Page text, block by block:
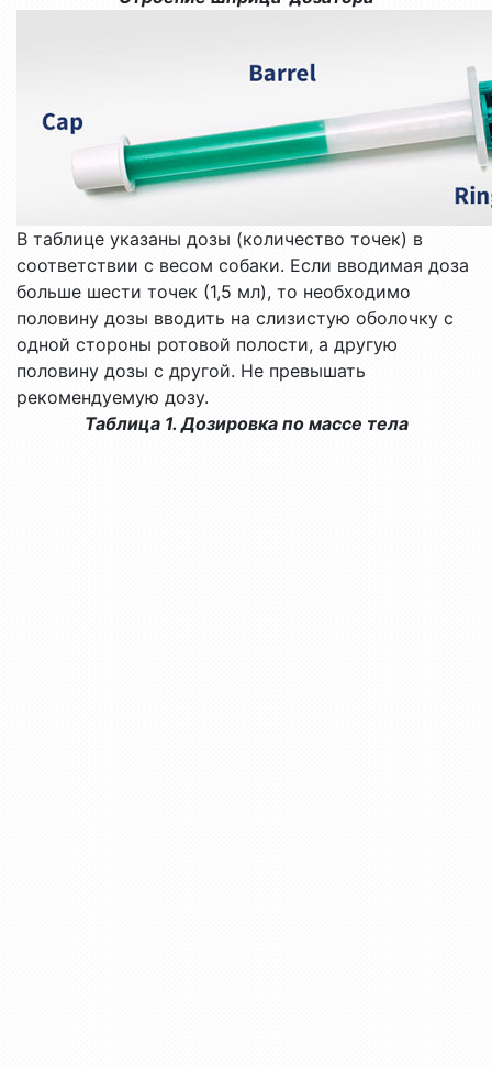
В таблице указаны дозы (количество точек) в
соответствии с весом собаки. Если вводимая доза
больше шести точек (1,5 мл), то необходимо
половину дозы вводить на слизистую оболочку с
одной стороны ротовой полости, а другую
половину дозы с другой. Не превышать
рекомендуемую дозу.
Таблица 1. Дозировка по массе тела